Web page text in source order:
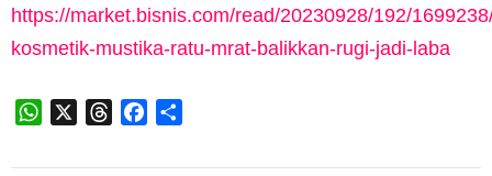
https://market.bisnis.com/read/20230928/192/
kosmetik-mustika-ratu-mrat-balikkan-rugi-jadi-laba
WhatsApp ThreadsFacebook